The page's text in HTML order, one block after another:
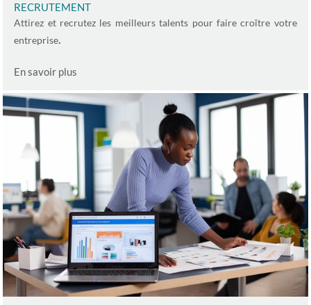
COMMUNICATION
CONSEIL EN STRATÉGIE IT
DÉVELOPPEMENT DE LOGICIELS & SITE WEB
A PROPOS
RECRUTEMENT
Attirez et recrutez les meilleurs talents pour faire croître votre
entreprise.
En savoir plus